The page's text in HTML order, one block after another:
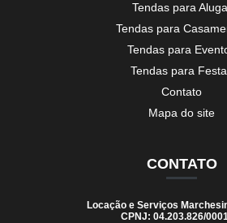
Tendas para
Tendas para
Tendas para
Tendas para
Contato
Mapa do site
CONTATO
Locação e Serviços
CPNJ: 04.203.826/